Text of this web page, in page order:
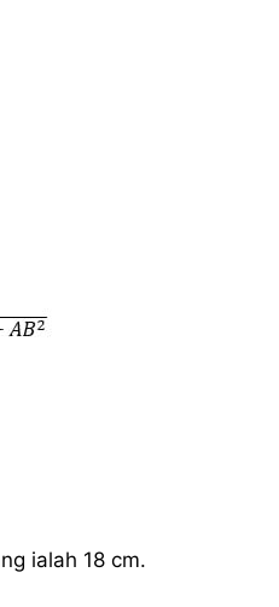
ialah 18 cm.